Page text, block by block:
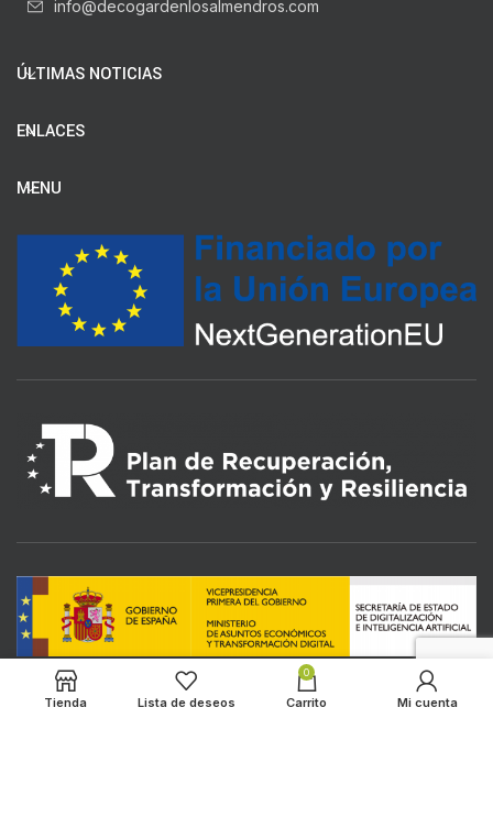
info@decogardenlosalmendros.com
ÚLTIMAS NOTICIAS
ENLACES
MENU
Tienda Lista de deseos
0
Carrito Mi cuenta